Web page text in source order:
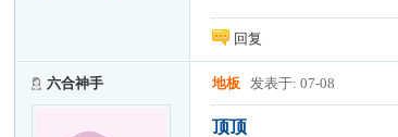
回复
六合神手 地板 发表于: 07-08
顶顶